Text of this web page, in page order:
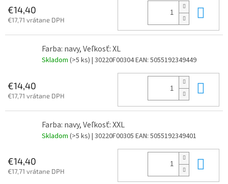
€14,40
€17,71 vrátane DPH
Farba: navy, Veľkosť: XL
Skladom (>5 ks) | 30220F00304EAN: 5055192349449
€14,40
€17,71 vrátane DPH
Farba: navy, Veľkosť: XXL
Skladom (>5 ks) | 30220F00305 EAN: 5055192349401
€14,40
€17,71 vrátane DPH